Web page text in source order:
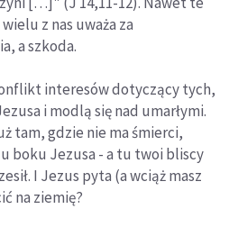
z nas uważa za
a szkoda.
interesów dotyczący tych,
i modlą się nad umarłymi.
tam, gdzie nie ma śmierci,
boku Jezusa - a tu twoi bliscy
I Jezus pyta (a wciąż masz
na ziemię?